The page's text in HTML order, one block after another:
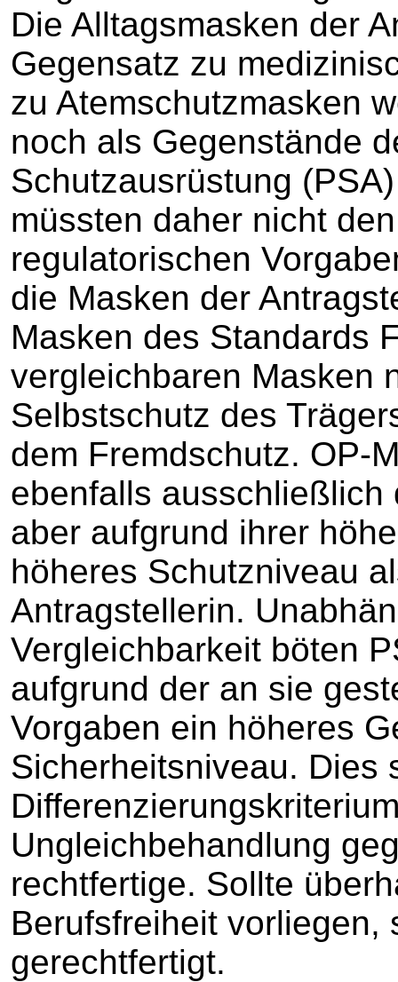
Die Alltagsmasken der
Gegensatz zu
zu Atemschutzmasken
noch als Gegenstände
Schutzausrüstung
müssten daher nicht
regulatorischen
die Masken der
Masken des Standards
vergleichbaren Masken
Selbstschutz des
dem Fremdschutz. OP-
ebenfalls ausschließlich
aber aufgrund ihrer
höheres Schutzniveau
Antragstellerin.
Vergleichbarkeit böten
aufgrund der an sie
Vorgaben ein höheres
Sicherheitsniveau. Dies
Ungleichbehandlung
rechtfertige. Sollte
Berufsfreiheit vorliegen,
gerechtfertigt.